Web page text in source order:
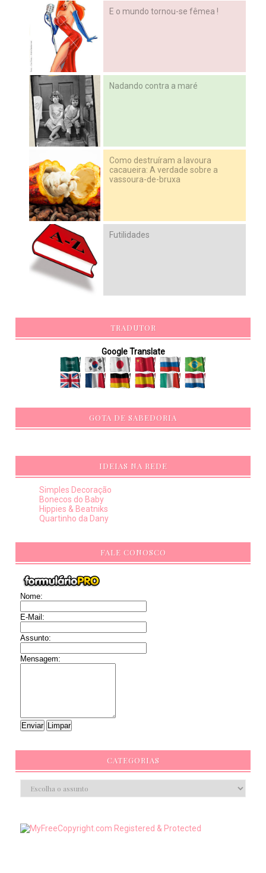
E o mundo tornou-se fêmea !
Nadando contra a maré
Como destruíram a lavoura
cacaueira: A verdade sobre a
vassoura-de-bruxa
Futilidades
TRADUTOR
Google Translate
GOTA DE SABEDORIA
IDEIAS NA REDE
Simples Decoração
Bonecos do Baby
Hippies & Beatniks
Quartinho da Dany
FALE CONOSCO
Nome:
E-Mail:
Assunto:
Mensagem:
CATEGORIAS